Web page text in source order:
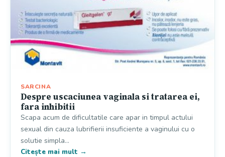
SARCINA
Despre uscaciunea vaginala si tratarea ei,
fara inhibitii
Scapa acum de dificultatile care apar in timpul actului
sexual din cauza lubrifierii insuficiente a vaginului cu o
solutie simpla…
Citește mai mult →